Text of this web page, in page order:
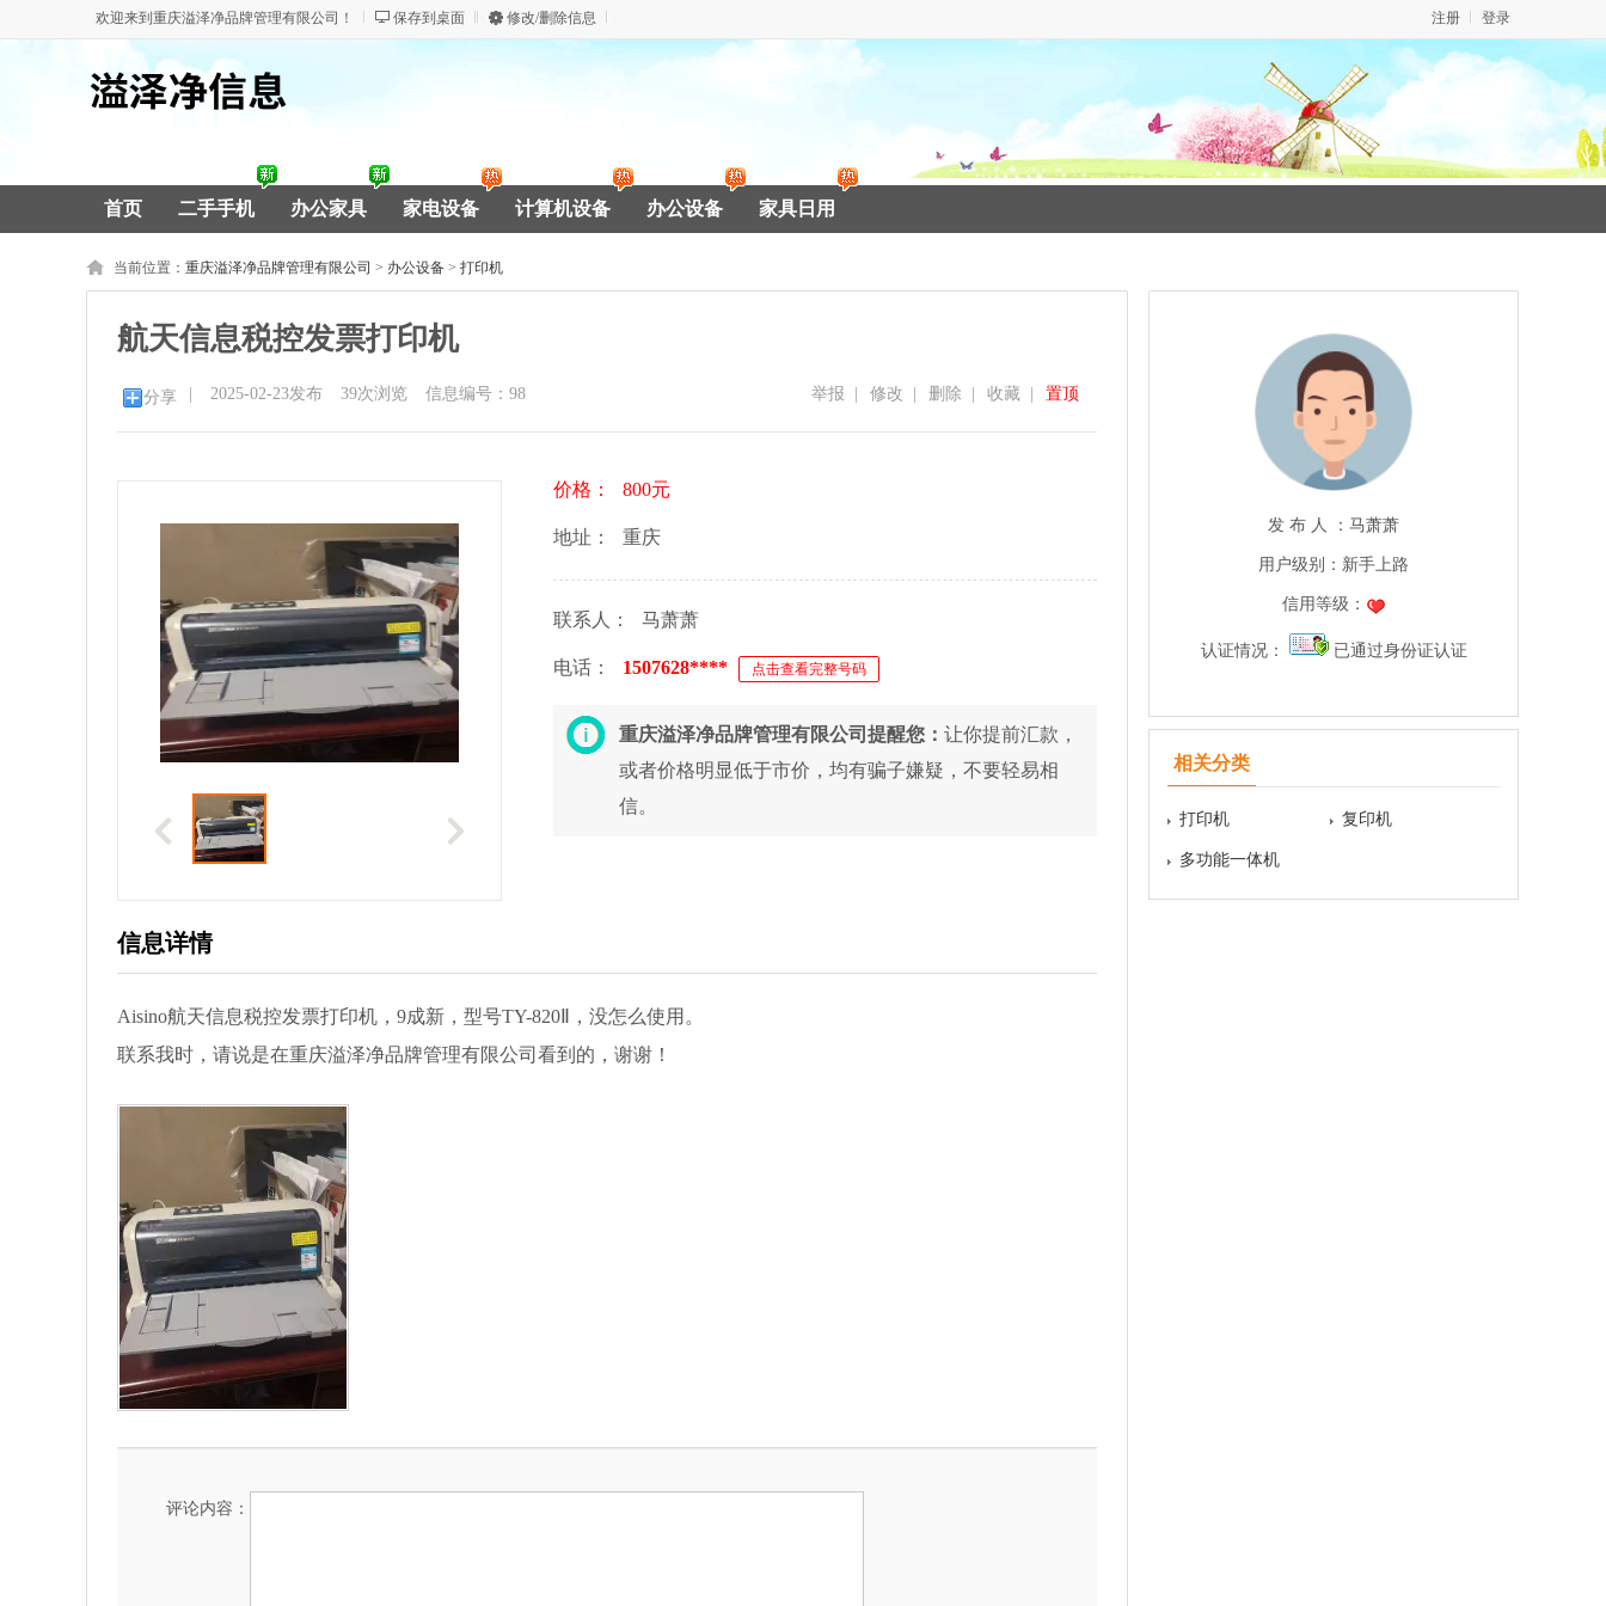
欢迎来到重庆溢泽净品牌管理有限公司！ 保存到桌面 修改/删除信息 登录
注册
首页 二手手机 办公家具 家电设备 计算机设备 办公设备 家具日用
当前位置： 重庆溢泽净品牌管理有限公司 > 办公设备 > 打印机
航天信息税控发票打印机
分享 2025-02-23发布 39次浏览 信息编号：98 置顶
收藏
删除
修改
举报
价格： 800元
地址： 重庆
联系人： 马萧萧
电话： 1507628**** 点击查看完整号码
重庆溢泽净品牌管理有限公司提醒您： 让你提前汇款，
或者价格明显低于市价，均有骗子嫌疑，不要轻易相
信。
信息详情
Aisino航天信息税控发票打印机，9成新，型号TY-820Ⅱ，没怎么使用。
联系我时，请说是在重庆溢泽净品牌管理有限公司看到的，谢谢！
评论内容：
发 布 人 ： 马萧萧
用户级别： 新手上路
信用等级：
认证情况： 已通过身份证认证
相关分类
打印机 复印机
多功能一体机